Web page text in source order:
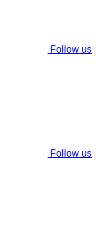
Follow us
Follow us